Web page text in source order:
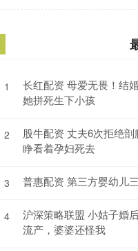
1
长红配资 母爱无畏！结
她拼死生下小孩
2
股牛配资 丈夫6次拒绝
睁看着孕妇死去
3 普惠配资 第三方婴幼儿
4
沪深策略联盟 小姑子婚
流产，婆婆还怪我